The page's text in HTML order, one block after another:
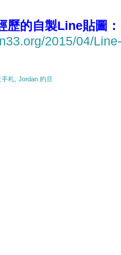
歷的自製Line貼圖：
2015/04/
手札 Jordan 約旦